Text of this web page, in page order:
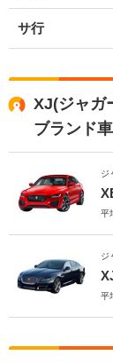
サ行
XJ(ジャガ
ブランド
ジ
平
ジ
平